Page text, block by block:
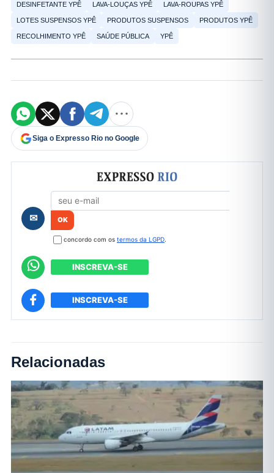
DESINFETANTE YPÊ LAVA-LOUÇAS YPÊ LAVA-ROUPAS YPÊ
LOTES SUSPENSOS YPÊ PRODUTOS SUSPENSOS PRODUTOS YPÊ
RECOLHIMENTO YPÊ SAÚDE PÚBLICA YPÊ
Siga o Expresso Rio no Google
Formulário de cadastro
✉
concordo com os termos da LGPD.
INSCREVA-SE
INSCREVA-SE
Relacionadas